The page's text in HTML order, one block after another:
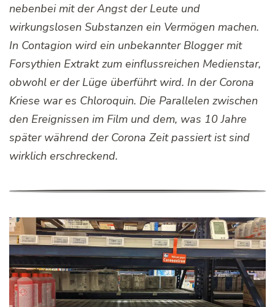
nebenbei mit der Angst der Leute und
wirkungslosen Substanzen ein Vermögen machen.
In Contagion wird ein unbekannter Blogger mit
Forsythien Extrakt zum einflussreichen Medienstar,
obwohl er der Lüge überführt wird. In der Corona
Kriese war es Chloroquin. Die Parallelen zwischen
den Ereignissen im Film und dem, was 10 Jahre
später während der Corona Zeit passiert ist sind
wirklich erschreckend.